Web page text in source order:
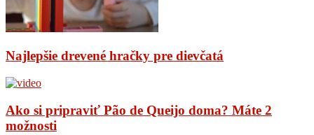
Najlepšie drevené hračky pre dievčatá
Ako si pripraviť Pão de Queijo doma? Máte 2
možnosti